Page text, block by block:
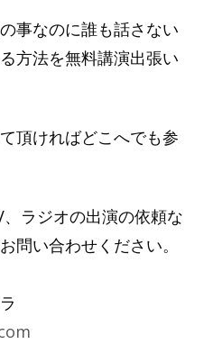
事なのに誰も話さない
方法を無料講演出張い
頂ければどこへでも参
ラジオの出演の依頼な
問い合わせください。